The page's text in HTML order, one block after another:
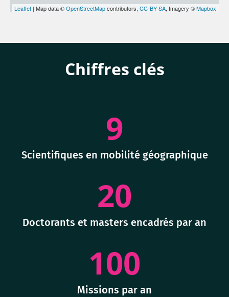
Leaflet | Map data ©OpenStreetMapcontributors, CC-BY-SA, Imagery ©Mapbox
Chiffres clés
9
Scientifiques en mobilité géographique
20
Doctorants et masters encadrés par an
100
Missions par an